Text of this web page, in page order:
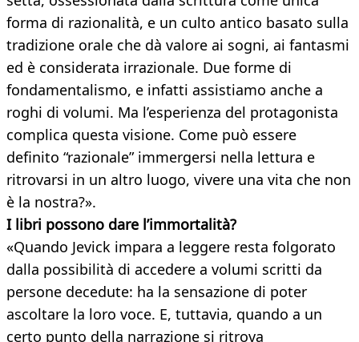
forma di razionalità, e un culto antico basato sulla
tradizione orale che dà valore ai sogni, ai fantasmi
ed è considerata irrazionale. Due forme di
fondamentalismo, e infatti assistiamo anche a
roghi di volumi. Ma l’esperienza del protagonista
complica questa visione. Come può essere
definito “razionale” immergersi nella lettura e
ritrovarsi in un altro luogo, vivere una vita che non
è la nostra?».
I libri possono dare l’immortalità?
«Quando Jevick impara a leggere resta folgorato
dalla possibilità di accedere a volumi scritti da
persone decedute: ha la sensazione di poter
ascoltare la loro voce. E, tuttavia, quando a un
certo punto della narrazione si ritrova